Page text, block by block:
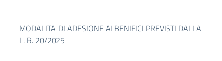
MODALITA’ DI ADESIONE AI BENIFICI PREVISTI DALLA
L. R. 20/2025